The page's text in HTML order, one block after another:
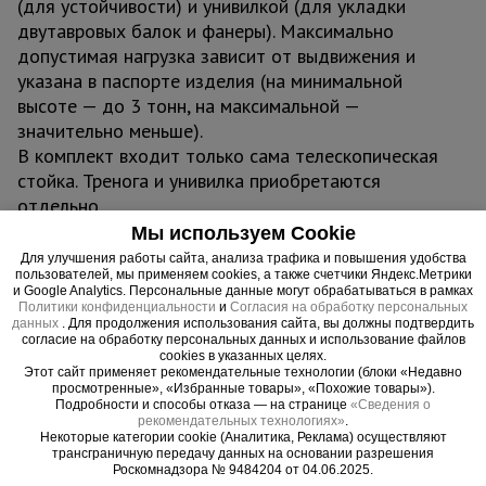
(для устойчивости) и унивилкой (для укладки
двутавровых балок и фанеры). Максимально
допустимая нагрузка зависит от выдвижения и
указана в паспорте изделия (на минимальной
высоте — до 3 тонн, на максимальной —
значительно меньше).
В комплект входит только сама телескопическая
стойка. Тренога и унивилка приобретаются
отдельно.
Область применения: монолитное строительство
перекрытий жилых и промышленных зданий,
временные опоры при реконструкции и ремонте,
поддержка горизонтальных щитов опалубки
любой конфигурации
- Усиленные трубы 3 мм - повышенная несущая
способность
- Горячее цинкование - защита от коррозии
- Надёжная фиксация - безопасность работы
Мы используем Cookie
Для улучшения работы сайта, анализа трафика и повышения удобства
пользователей, мы применяем cookies, а также счетчики Яндекс.Метрики
и Google Analytics. Персональные данные могут обрабатываться в рамках
Политики конфиденциальности и Согласия на обработку персональных
данных
. Для продолжения использования сайта, вы должны подтвердить
согласие на обработку персональных данных и использование файлов
cookies в указанных целях.
Этот сайт применяет рекомендательные технологии (блоки «Недавно
просмотренные», «Избранные товары», «Похожие товары»).
Подробности и способы отказа — на странице «Сведения о
рекомендательных технологиях»
Некоторые категории cookie (Аналитика, Реклама) осуществляют
трансграничную передачу данных на основании разрешения
Роскомнадзора № 9484204 от 04.06.2025.